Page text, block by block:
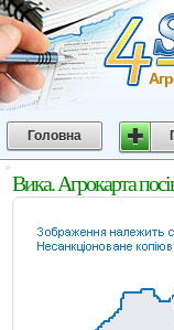
Головна
Вика. Агрокарта